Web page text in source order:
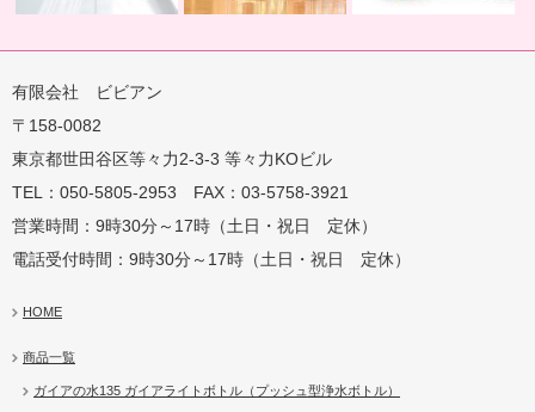
用地球の恵みを シャワー
有限会社 ビビアン
〒158-0082
東京都世田谷区等々力2-3-3 等々力KOビル
TEL：050-5805-2953 FAX：03-5758-3921
営業時間：9時30分～17時（土日・祝日 定休）
電話受付時間：9時30分～17時（土日・祝日 定休）
HOME
商品一覧
ガイアの水135 ガイアライトボトル（プッシュ型浄水ボトル）